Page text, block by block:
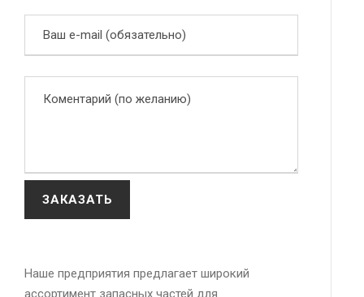
Наше предприятия предлагает широкий
ассортимент запасных частей для